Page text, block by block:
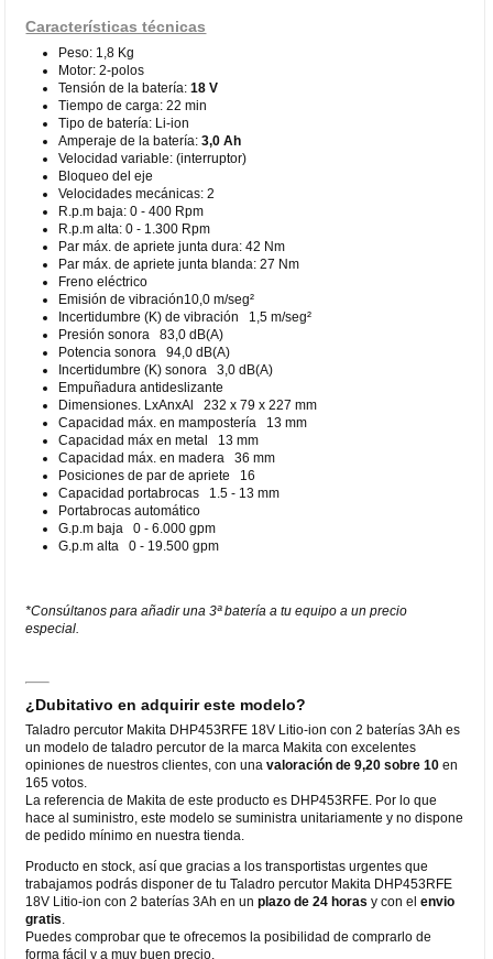
Características técnicas
Peso: 1,8 Kg
Motor: 2-polos
Tensión de la batería:18 V
Tiempo de carga: 22 min
Tipo de batería: Li-ion
Amperaje de la batería:3,0 Ah
Velocidad variable: (interruptor)
Bloqueo del eje
Velocidades mecánicas: 2
R.p.m baja: 0 - 400 Rpm
R.p.m alta: 0 - 1.300 Rpm
Par máx. de apriete junta dura: 42 Nm
Par máx. de apriete junta blanda: 27 Nm
Freno eléctrico
Emisión de vibración10,0 m/seg²
Incertidumbre (K) de vibración 1,5 m/seg²
Presión sonora 83,0 dB(A)
Potencia sonora 94,0 dB(A)
Incertidumbre (K) sonora 3,0 dB(A)
Empuñadura antideslizante
Dimensiones. LxAnxAl 232 x 79 x 227 mm
Capacidad máx. en mampostería 13 mm
Capacidad máx en metal 13 mm
Capacidad máx. en madera 36 mm
Posiciones de par de apriete 16
Capacidad portabrocas 1.5 - 13 mm
Portabrocas automático
G.p.m baja 0 - 6.000 gpm
G.p.m alta 0 - 19.500 gpm
*Consúltanos para añadir una 3ª batería a tu equipo a un precio
especial.
¿Dubitativo en adquirir este modelo?
Taladro percutor Makita DHP453RFE 18V Litio-ion con 2 baterías 3Ah es
un modelo de taladro percutor de la marca Makita con excelentes
opiniones de nuestros clientes, con unavaloración de 9,20 sobre 10 en
165 votos.
La referencia de Makita de este producto es DHP453RFE. Por lo que
hace al suministro, este modelo se suministra unitariamente y no dispone
de pedido mínimo en nuestra tienda.
Producto en stock, así que gracias a los transportistas urgentes que
trabajamos podrás disponer de tu Taladro percutor Makita DHP453RFE
18V Litio-ion con 2 baterías 3Ah en unplazo de 24 horas y con elenvio
gratis
Puedes comprobar que te ofrecemos la posibilidad de comprarlo de
forma fácil y a muy buen precio.